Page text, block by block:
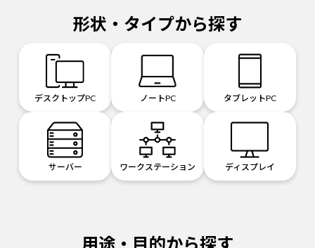
形状・タイプから探す
デスクトップPC ノートPC タブレットPC
サーバー ワークステーション ディスプレイ
用途・目的から探す